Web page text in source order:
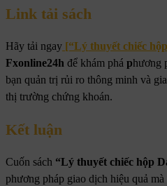
Link tải sách
Hãy tải ngay [“Lý thuyết chiếc
Fxonline24h để khám phá phương
bạn quản trị rủi ro thông minh và
thị trường chứng khoán.
Kết luận
Cuốn sách “Lý thuyết chiếc hộp
phương pháp giao dịch hiệu quả